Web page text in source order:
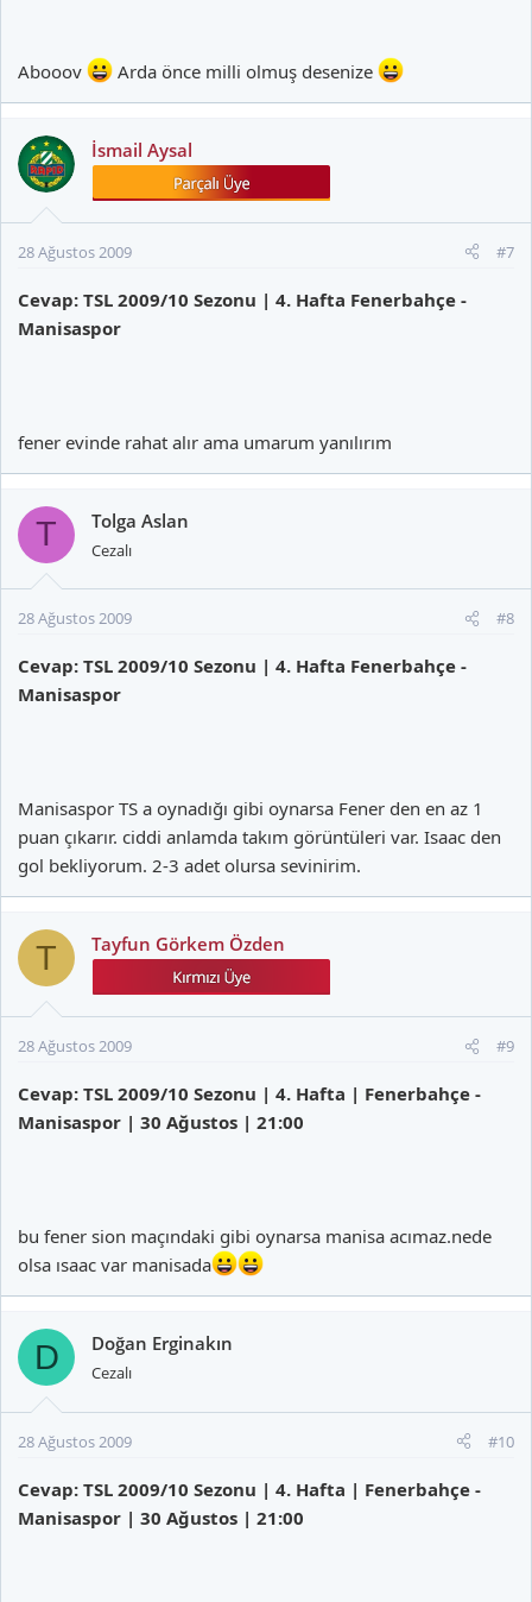
Abooov Arda önce milli olmuş desenize
İsmail Aysal
28 Ağustos 2009 #7
Cevap: TSL 2009/10 Sezonu | 4. Hafta Fenerbahçe -
Manisaspor
fener evinde rahat alır ama umarum yanılırım
T Tolga Aslan
Cezalı
28 Ağustos 2009 #8
Cevap: TSL 2009/10 Sezonu | 4. Hafta Fenerbahçe -
Manisaspor
Manisaspor TS a oynadığı gibi oynarsa Fener den en az 1
puan çıkarır. ciddi anlamda takım görüntüleri var. Isaac den
gol bekliyorum. 2-3 adet olursa sevinirim.
T Tayfun Görkem Özden
28 Ağustos 2009 #9
Cevap: TSL 2009/10 Sezonu | 4. Hafta | Fenerbahçe -
Manisaspor | 30 Ağustos | 21:00
bu fener sion maçındaki gibi oynarsa manisa acımaz.nede
olsa ısaac var manisada
D Doğan Erginakın
Cezalı
28 Ağustos 2009 #10
Cevap: TSL 2009/10 Sezonu | 4. Hafta | Fenerbahçe -
Manisaspor | 30 Ağustos | 21:00